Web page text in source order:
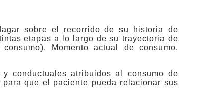
sobre el recorrido de su historia de
etapas a lo largo de su trayectoria de
Momento actual de consumo,
conductuales atribuidos al consumo de
que el paciente pueda relacionar sus